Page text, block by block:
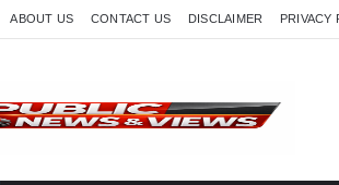
ABOUT US CONTACT US DISCLAIMER PRIVACY